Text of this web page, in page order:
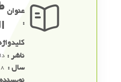
عنوان
:
ناشر :
سال :